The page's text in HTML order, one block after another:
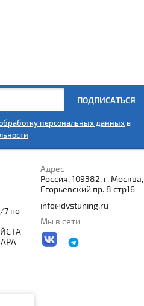
персональных данных в
ПОДПИСАТЬСЯ
7 по
Адрес
Россия, 109382, г. Москва,
Егорьевский пр. 8 стр16
info@dvstuning.ru
Мы в сети